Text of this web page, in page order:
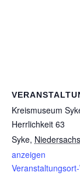
Kreismuseum
Herrlichkeit 63
Syke,
anzeigen